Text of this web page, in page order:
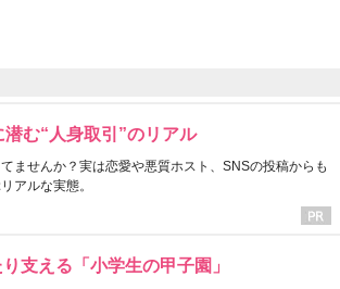
む“人身取引”のリアル
ませんか？実は恋愛や悪質ホスト、SNSの投稿からも
アルな実態。
支える「小学生の甲子園」